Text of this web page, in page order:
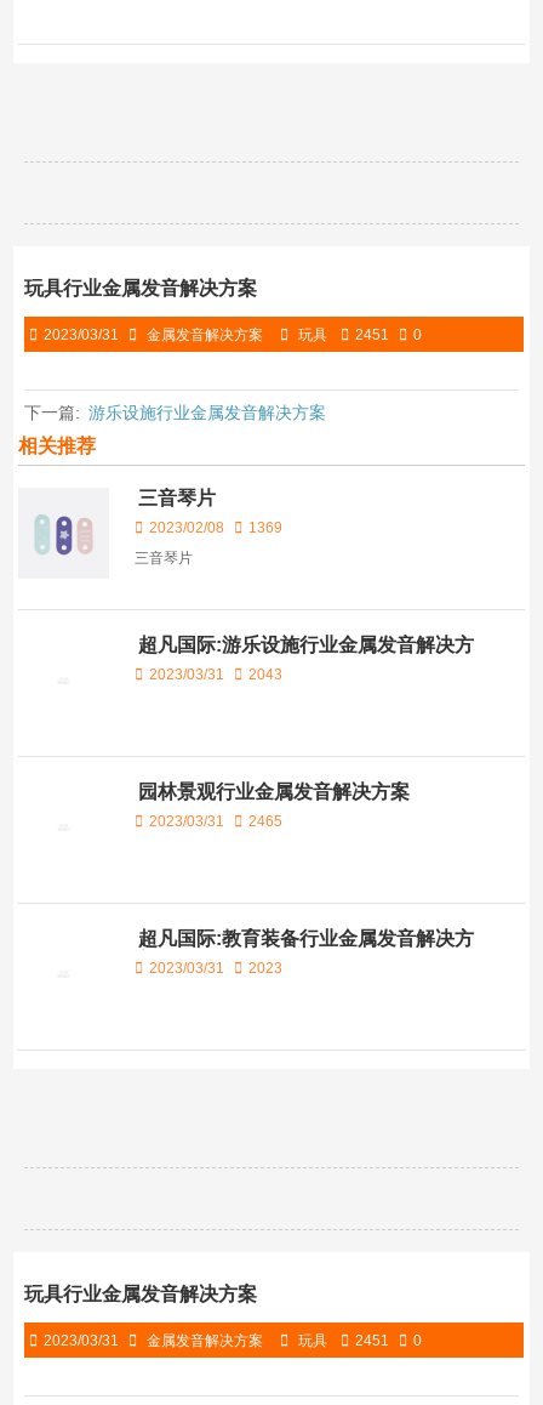
玩具行业金属发音解决方案
2023/03/31 金属发音解决方案 玩具 2451 0
下一篇: 游乐设施行业金属发音解决方案
相关推荐
三音琴片
2023/02/08
1369
三音琴片
超凡国际:游乐设施行业金属发音解决方
案2023/03/31 2043
园林景观行业金属发音解决方案
2023/03/31 2465
超凡国际:教育装备行业金属发音解决方
案2023/03/31 2023
玩具行业金属发音解决方案
2023/03/31 金属发音解决方案 玩具 2451 0